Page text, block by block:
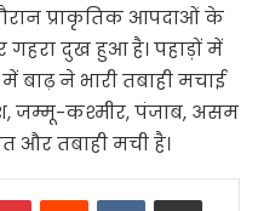
प्राकृतिक आपदाओं के
दुख हुआ है। पहाड़ों में
ने भारी तबाही मचाई
जम्मू-कश्मीर, पंजाब, असम
और तबाही मची है।
PinterestReddit VKontakteShare via Email